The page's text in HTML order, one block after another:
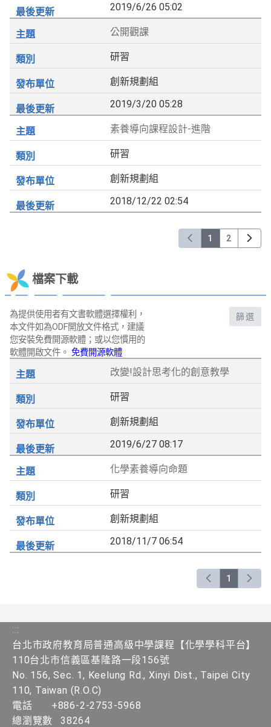
2019/6/26 05:02
公開觀課
研習
創新規劃組
2019/3/20 05:28
素養導向課程設計-進階
研習
創新規劃組
2018/12/22 02:54
1 2
檔案下載
為提供使用者有文書軟體選擇權利，
本文件如為ODF開放文件格式，建議
您安裝免費開源軟體；或以您慣用的
軟體開啟文件。 免費開源軟體
篩選
改變!設計思考化的創意教學
研習
創新規劃組
2019/6/27 08:17
化學素養導向命題
研習
創新規劃組
2018/11/7 06:54
1
:::
台北市政府教育局普通高級中學課程【化學學科平台】
110台北市信義區基隆路一段156號
No. 156, Sec. 1, Keelung Rd., Xinyi Dist., Taipei City
110, Taiwan (R.O.C)
電話
+886-2-2753-5968
總瀏覽數
38264